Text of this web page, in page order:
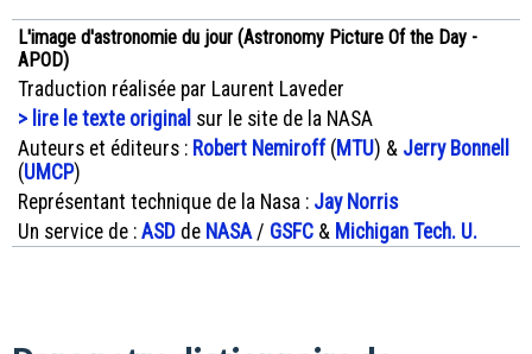
L'image d'astronomie du jour (Astronomy Picture Of the Day -
APOD)
Traduction réalisée par Laurent Laveder
> lire le texte original sur le site de la NASA
Auteurs et éditeurs : Robert Nemiroff(MTU) & Jerry Bonnell
(UMCP)
Représentant technique de la Nasa : Jay Norris
Un service de : ASD de NASA / GSFC & Michigan Tech. U.